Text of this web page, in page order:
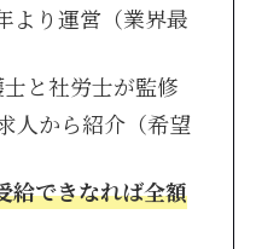
より運営（業界最
と社労士が監修
人から紹介（希望
給できなれば全額